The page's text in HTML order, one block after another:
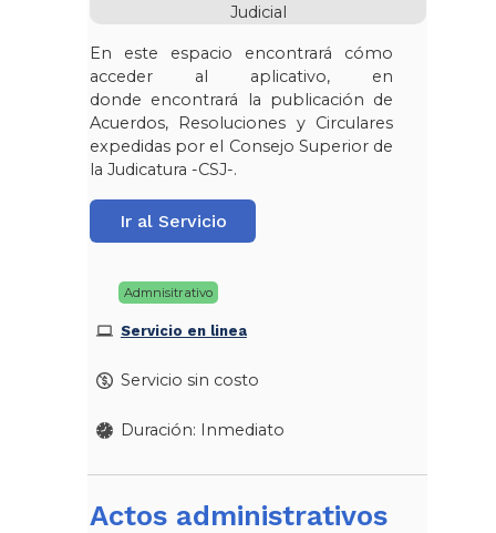
Judicial
En este espacio encontrará cómo
acceder al aplicativo, en
donde encontrará la publicación de
Acuerdos, Resoluciones y Circulares
expedidas por el Consejo Superior de
la Judicatura -CSJ-.
Ir al Servicio
Admnisitrativo
Servicio en linea
Servicio sin costo
Duración: Inmediato
Actos administrativos